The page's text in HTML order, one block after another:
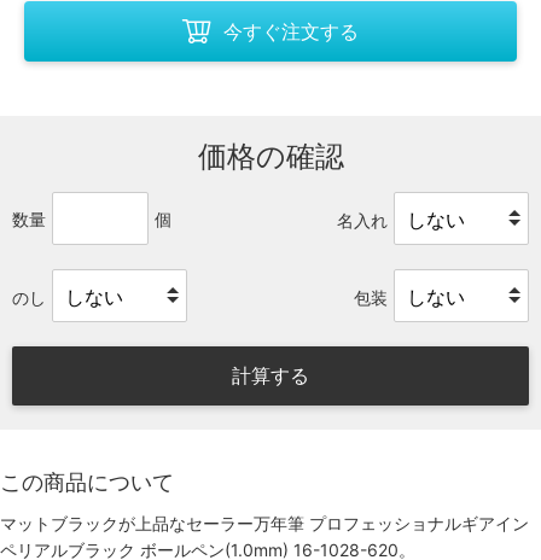
今すぐ注文する
価格の確認
数量 個 名入れ
のし 包装
計算する
この商品について
マットブラックが上品なセーラー万年筆 プロフェッショナルギアイン
ペリアルブラック ボールペン(1.0mm) 16-1028-620。